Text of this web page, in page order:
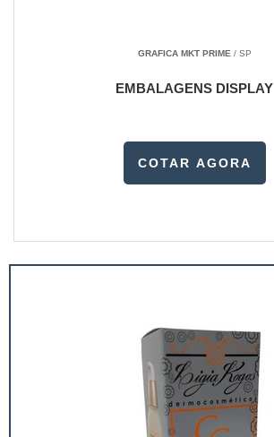
GRAFICA MKT PRIME/ SP
EMBALAGENS DISPLAY
COTAR AGORA